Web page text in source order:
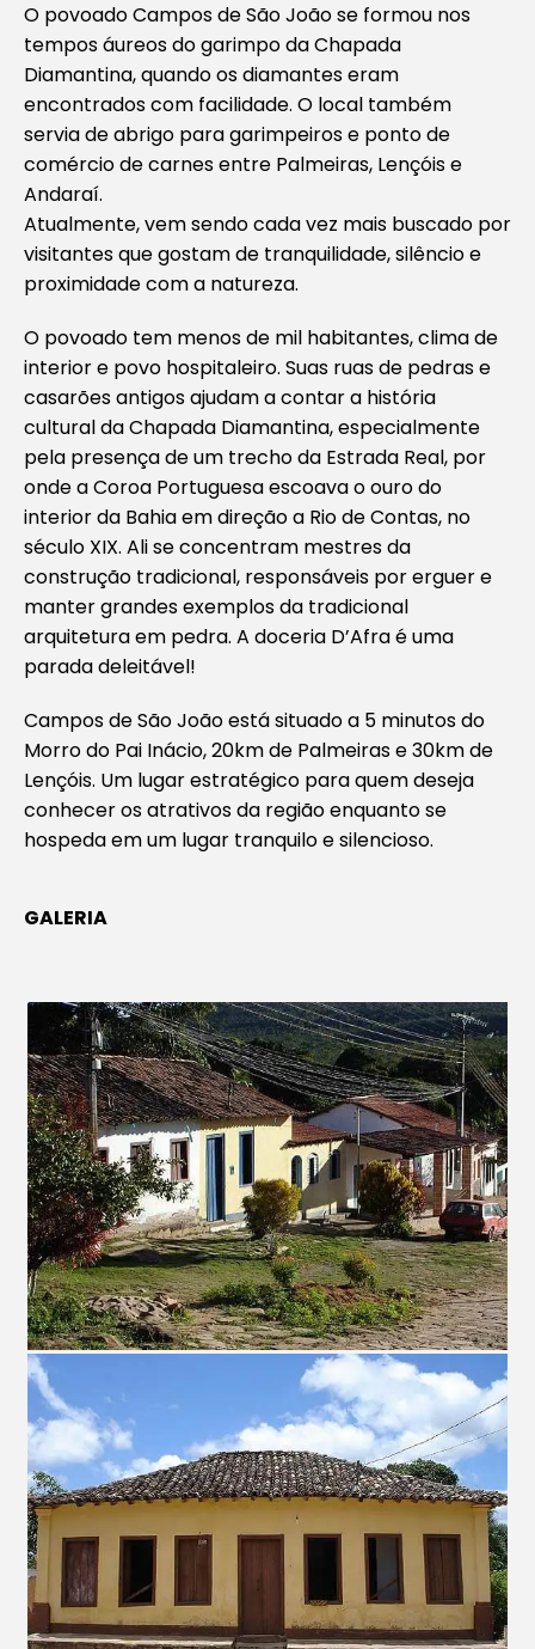
O povoado Campos de São João se formou nos
tempos áureos do garimpo da Chapada
Diamantina, quando os diamantes eram
encontrados com facilidade. O local também
servia de abrigo para garimpeiros e ponto de
comércio de carnes entre Palmeiras, Lençóis e
Andaraí.
Atualmente, vem sendo cada vez mais buscado por
visitantes que gostam de tranquilidade, silêncio e
proximidade com a natureza.
O povoado tem menos de mil habitantes, clima de
interior e povo hospitaleiro. Suas ruas de pedras e
casarões antigos ajudam a contar a história
cultural da Chapada Diamantina, especialmente
pela presença de um trecho da Estrada Real, por
onde a Coroa Portuguesa escoava o ouro do
interior da Bahia em direção a Rio de Contas, no
século XIX. Ali se concentram mestres da
construção tradicional, responsáveis por erguer e
manter grandes exemplos da tradicional
arquitetura em pedra. A doceria D’Afra é uma
parada deleitável!
Campos de São João está situado a 5 minutos do
Morro do Pai Inácio, 20km de Palmeiras e 30km de
Lençóis. Um lugar estratégico para quem deseja
conhecer os atrativos da região enquanto se
hospeda em um lugar tranquilo e silencioso.
GALERIA